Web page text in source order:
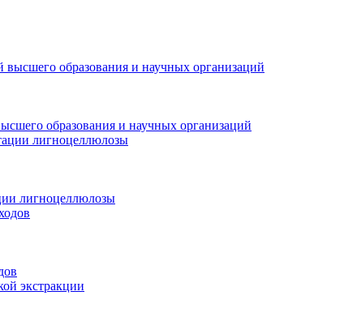
образования и научных организаций
лигноцеллюлозы